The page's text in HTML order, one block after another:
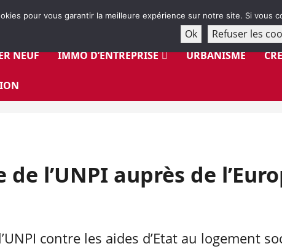
NEUF IMMO D’ENTREPRISE URBANISME
de l’UNPI auprès de
contre les aides d’Etat au logement
pour vous garantir la meilleure expérience sur notre site. Si
Ok Refuser les